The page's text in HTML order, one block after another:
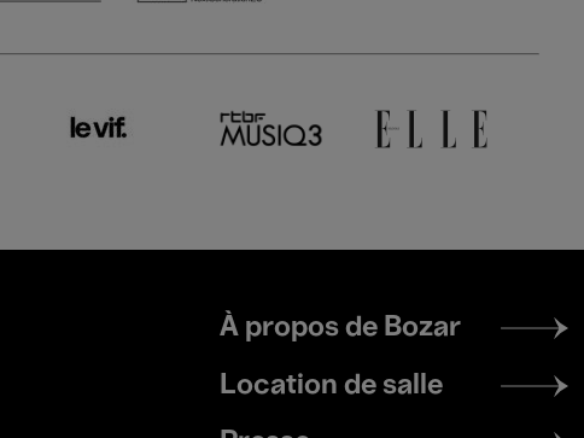
Footer
menu
À propos de Bozar
Location de salle